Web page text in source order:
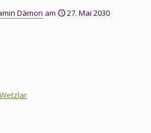
Dämon am 27. Mai 2030